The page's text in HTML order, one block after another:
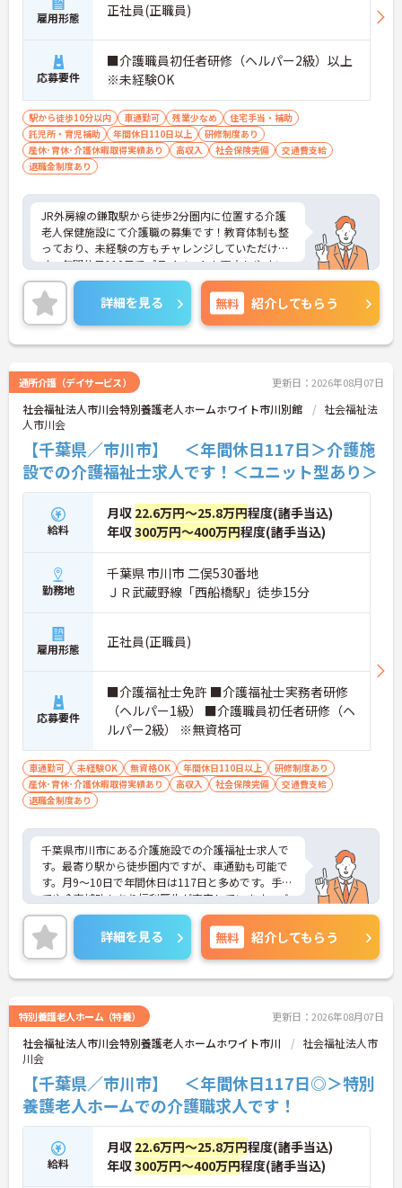
雇用形態 正社員(正職員)
応募要件
■介護職員初任者研修（ヘルパー2級）以上
※未経験OK
駅から徒歩10分以内 車通勤可 残業少なめ
住宅手当・補助
託児所・育児補助
年間休日110日以上
研修制度あり
産休･育休･介護休暇取得実績あり
高収入 社会保険完備
交通費支給
退職金制度あり
JR外房線の鎌取駅から徒歩2分圏内に位置する介護
老人保健施設にて介護職の募集です！教育体制も整
っており、未経験の方もチャレンジしていただけま
す。年間休日110日でプライベートも両立しやすい
です。子育て理解のある職場なので、お互いでフォ
ローしていくことができる職場です。また、駅チカ
で、コンビニや商業施設もございますので、お仕事
終わりに買い物にも行けます★
ご興味のある方はお気軽にお問い合わせください。
詳細を見る 無料 紹介してもらう
通所介護（デイサービス） 更新日：2026年08月07日
社会福祉法人市川会特別養護老人ホームホワイト市川別館
社会福祉法
人市川会
【千葉県／市川市】 ＜年間休日117日＞介護施
設での介護福祉士求人です！＜ユニット型あり＞
給料
月収 22.6万円～25.8万円程度(諸手当込)
年収300万円～400万円程度(諸手当込)
勤務地
千葉県 市川市 二俣530番地
ＪＲ武蔵野線「西船橋駅」徒歩15分
雇用形態 正社員(正職員)
応募要件
■介護福祉士免許 ■介護福祉士実務者研修
（ヘルパー1級） ■介護職員初任者研修（ヘ
ルパー2級） ※無資格可
車通勤可 未経験OK 無資格OK 年間休日110日以上
研修制度あり
産休･育休･介護休暇取得実績あり
高収入 社会保険完備
交通費支給
退職金制度あり
千葉県市川市にある介護施設での介護福祉士求人で
す。最寄り駅から徒歩圏内ですが、車通勤も可能で
す。月9～10日で年間休日は117日と多めです。手当
てや食事補助もあり福利厚生が充実しています。ご
興味のある方はお気軽にお問合せ下さい。
詳細を見る 無料 紹介してもらう
特別養護老人ホーム（特養） 更新日：2026年08月07日
社会福祉法人市川会特別養護老人ホームホワイト市川
社会福祉法人市
川会
【千葉県／市川市】 ＜年間休日117日◎＞特別
養護老人ホームでの介護職求人です！
給料
月収 22.6万円～25.8万円程度(諸手当込)
年収300万円～400万円程度(諸手当込)